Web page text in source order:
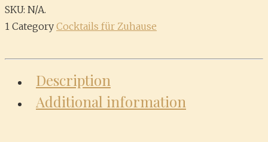
SKU: N/A.
1 Category Cocktails für Zuhause
Description
Additional information